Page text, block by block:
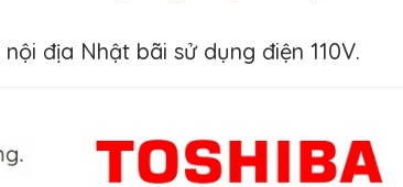
nội địa Nhật bãi sử dụng điện 110V.